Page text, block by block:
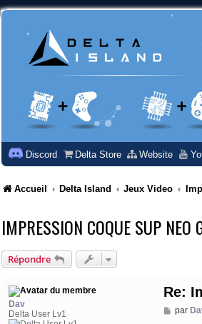
Discord Delta Store Website
Accueil Delta Island Jeux Video
IMPRESSION COQUE SUP NEO
Répondre
Dav
Delta User Lv1
Re:
M
par